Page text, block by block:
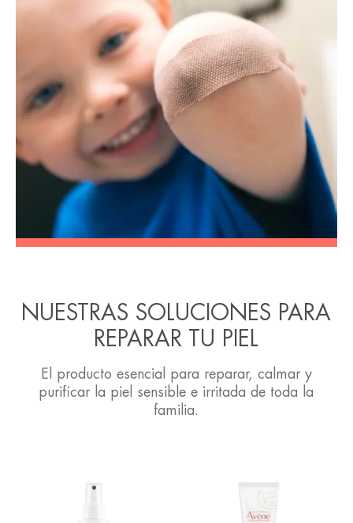
NUESTRAS SOLUCIONES PARA
REPARAR TU PIEL
El producto esencial para reparar, calmar y
purificar la piel sensible e irritada de toda la
familia.
protectora
reparadora